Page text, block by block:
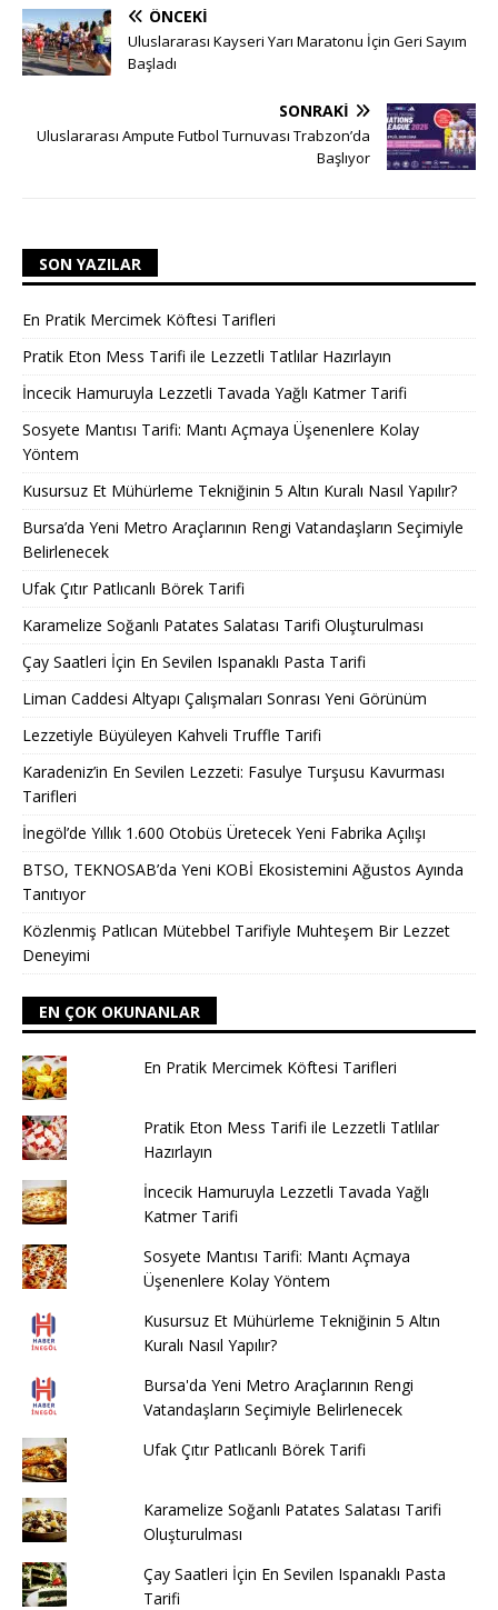
ÖNCEKI
Uluslararası Kayseri Yarı Maratonu İçin Geri Sayım
Başladı
SONRAKI
Uluslararası Ampute Futbol Turnuvası Trabzon’da
Başlıyor
SON YAZILAR
En Pratik Mercimek Köftesi Tarifleri
Pratik Eton Mess Tarifi ile Lezzetli Tatlılar Hazırlayın
İncecik Hamuruyla Lezzetli Tavada Yağlı Katmer Tarifi
Sosyete Mantısı Tarifi: Mantı Açmaya Üşenenlere Kolay
Yöntem
Kusursuz Et Mühürleme Tekniğinin 5 Altın Kuralı Nasıl Yapılır?
Bursa’da Yeni Metro Araçlarının Rengi Vatandaşların Seçimiyle
Belirlenecek
Ufak Çıtır Patlıcanlı Börek Tarifi
Karamelize Soğanlı Patates Salatası Tarifi Oluşturulması
Çay Saatleri İçin En Sevilen Ispanaklı Pasta Tarifi
Liman Caddesi Altyapı Çalışmaları Sonrası Yeni Görünüm
Lezzetiyle Büyüleyen Kahveli Truffle Tarifi
Karadeniz’in En Sevilen Lezzeti: Fasulye Turşusu Kavurması
Tarifleri
İnegöl’de Yıllık 1.600 Otobüs Üretecek Yeni Fabrika Açılışı
BTSO, TEKNOSAB’da Yeni KOBİ Ekosistemini Ağustos Ayında
Tanıtıyor
Közlenmiş Patlıcan Mütebbel Tarifiyle Muhteşem Bir Lezzet
Deneyimi
EN ÇOK OKUNANLAR
En Pratik Mercimek Köftesi Tarifleri
Pratik Eton Mess Tarifi ile Lezzetli Tatlılar
Hazırlayın
İncecik Hamuruyla Lezzetli Tavada Yağlı
Katmer Tarifi
Sosyete Mantısı Tarifi: Mantı Açmaya
Üşenenlere Kolay Yöntem
Kusursuz Et Mühürleme Tekniğinin 5 Altın
Kuralı Nasıl Yapılır?
Bursa'da Yeni Metro Araçlarının Rengi
Vatandaşların Seçimiyle Belirlenecek
Ufak Çıtır Patlıcanlı Börek Tarifi
Karamelize Soğanlı Patates Salatası Tarifi
Oluşturulması
Çay Saatleri İçin En Sevilen Ispanaklı Pasta
Tarifi